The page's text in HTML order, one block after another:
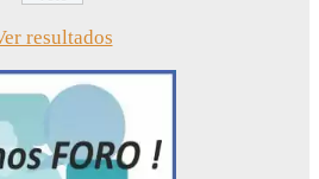
resultados